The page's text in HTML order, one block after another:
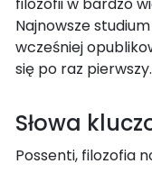
Najnowsze
wcześniej
się po raz pierwszy.
Słowa
Possenti, filozofia